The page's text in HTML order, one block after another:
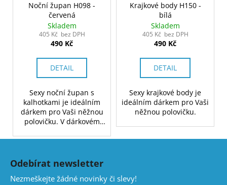
Noční župan H098 -
červená
Skladem
405 Kč bez DPH
490 Kč
DETAIL
Sexy noční župan s
kalhotkami je ideálním
dárkem pro Vaši něžnou
polovičku. V dárkovém
Krajkové body H150 -
bílá
Skladem
405 Kč bez DPH
490 Kč
DETAIL
Sexy krajkové body je
ideálním dárkem pro Vaši
něžnou polovičku.
Odebírat newsletter
Nezmeškejte žádné novinky či slevy!